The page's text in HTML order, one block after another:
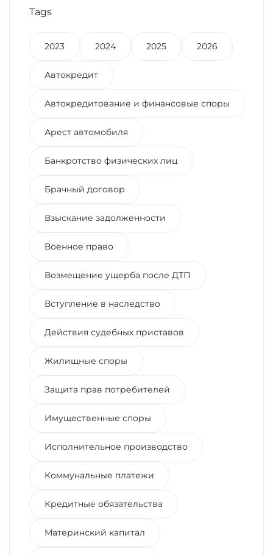
Tags
2023 2024 2025 2026
Автокредит
Автокредитование и финансовые споры
Арест автомобиля
Банкротство физических лиц
Брачный договор
Взыскание задолженности
Военное право
Возмещение ущерба после ДТП
Вступление в наследство
Действия судебных приставов
Жилищные споры
Защита прав потребителей
Имущественные споры
Исполнительное производство
Коммунальные платежи
Кредитные обязательства
Материнский капитал